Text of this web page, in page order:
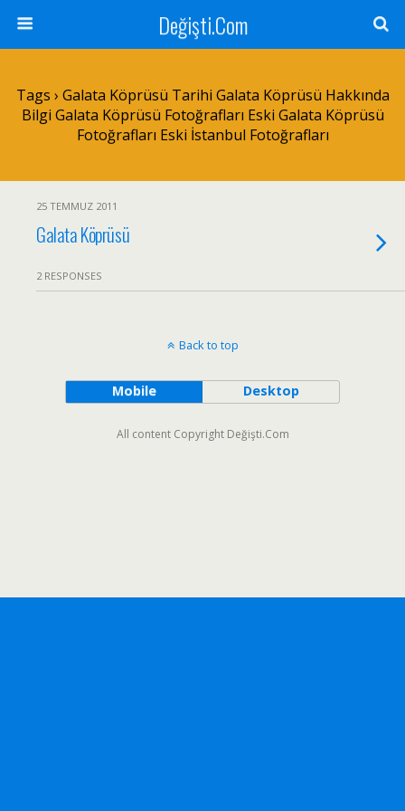
Değişti.Com
Tags › Galata Köprüsü Tarihi Galata Köprüsü Hakkında
Bilgi Galata Köprüsü Fotoğrafları Eski Galata Köprüsü
Fotoğrafları Eski İstanbul Fotoğrafları
25 TEMMUZ 2011
Galata Köprüsü
2 RESPONSES
Back to top
Mobile Desktop
All content Copyright Değişti.Com